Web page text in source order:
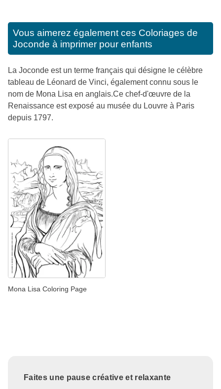
Vous aimerez également ces Coloriages de
Joconde à imprimer pour enfants
La Joconde est un terme français qui désigne le célèbre
tableau de Léonard de Vinci, également connu sous le
nom de Mona Lisa en anglais.Ce chef-d'œuvre de la
Renaissance est exposé au musée du Louvre à Paris
depuis 1797.
Mona Lisa Coloring Page
Faites une pause créative et relaxante